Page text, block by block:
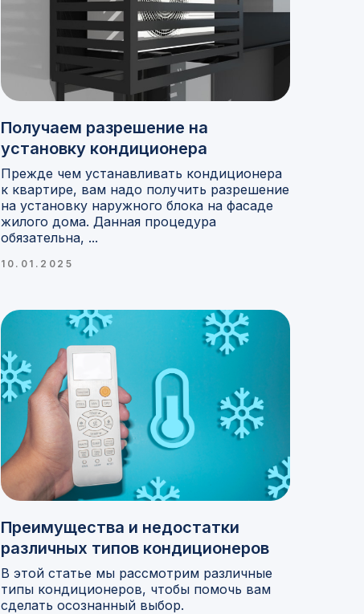
Получаем разрешение на
установку кондиционера
Прежде чем устанавливать кондиционера
к квартире, вам надо получить разрешение
на установку наружного блока на фасаде
жилого дома. Данная процедура
обязательна, ...
10.01.2025
Преимущества и недостатки
различных типов кондиционеров
В этой статье мы рассмотрим различные
типы кондиционеров, чтобы помочь вам
сделать осознанный выбор.